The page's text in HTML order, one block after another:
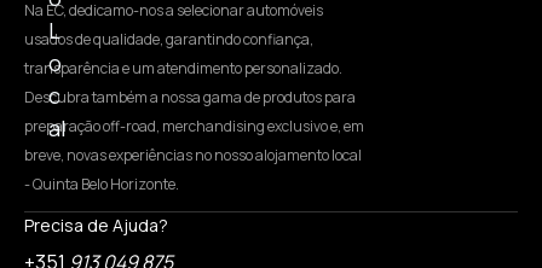
L
o
c
al
Na EC, dedicamo-nos a selecionar automóveis
usados de qualidade, garantindo confiança,
transparência e um atendimento personalizado.
Descubra também a nossa gama de produtos para
preparação off-road, merchandising exclusivo e, em
breve, novas experiências no nosso alojamento local
- Quinta Belo Horizonte.
Precisa de Ajuda?
+351 913 049 875